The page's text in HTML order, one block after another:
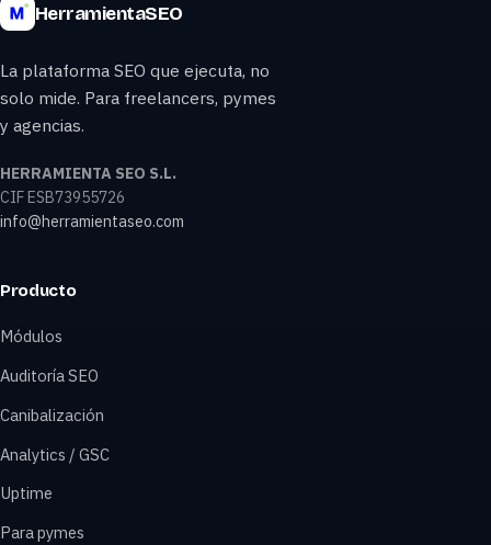
HerramientaSEO
La plataforma SEO que ejecuta, no
solo mide. Para freelancers, pymes
y agencias.
HERRAMIENTA SEO S.L.
CIF ESB73955726
info@herramientaseo.com
Producto
Módulos
Auditoría SEO
Canibalización
Analytics / GSC
Uptime
Para pymes